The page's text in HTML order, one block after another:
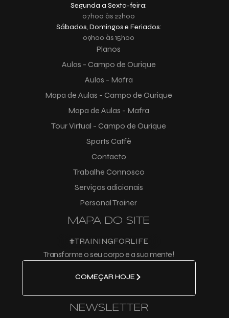
Segunda a Sexta-feira:
07h00 às 22h00
Sábados, Domingos e Feriados:
09h00 às 15h00
MAPA DO SITE
Planos
Aulas - Campo de Ourique
Aulas - Mafra
Mapa de Aulas - Campo de Ourique
Mapa de Aulas - Mafra
Tour Virtual - Campo de Ourique
Sports Caffè
Contacto
Trabalhe Connosco
Serviços adicionais
Personal Trainer
#TRAININGFORLIFE
Transforme o seu corpo e a sua mente!
COMEÇAR HOJE
NEWSLETTER